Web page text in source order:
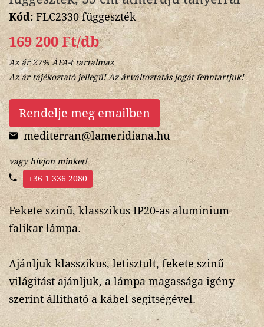
Kód:FLC2330 függeszték
169 200 Ft/db
Az ár 27% ÁFA-t tartalmaz
Az ár tájékoztató jellegű! Az árváltoztatás jogát fenntartjuk!
Rendelje meg emailben
mediterran@lameridiana.hu
vagy hívjon minket!
+36 1 336 2080
Fekete szinű, klasszikus IP20-as aluminium
falikar lámpa.
Ajánljuk klasszikus, letisztult, fekete szinű
világitást ajánljuk, a lámpa magassága igény
szerint állitható a kábel segitségével.